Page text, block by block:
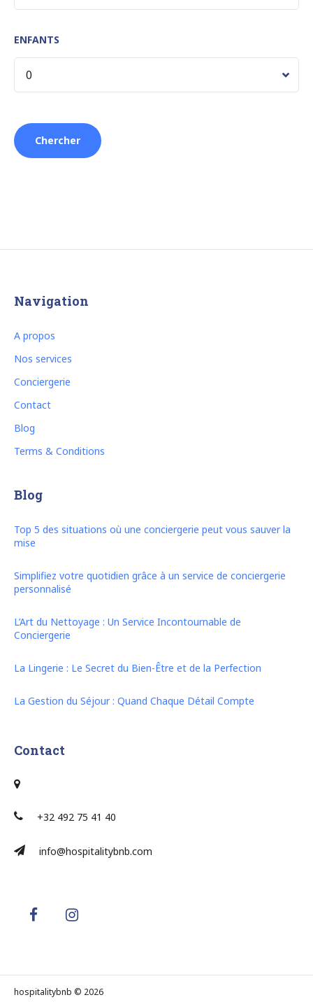
ENFANTS
Navigation
A propos
Nos services
Conciergerie
Contact
Blog
Terms & Conditions
Blog
Top 5 des situations où une conciergerie peut vous sauver la
mise
Simplifiez votre quotidien grâce à un service de conciergerie
personnalisé
L’Art du Nettoyage : Un Service Incontournable de
Conciergerie
La Lingerie : Le Secret du Bien-Être et de la Perfection
La Gestion du Séjour : Quand Chaque Détail Compte
Contact
+32 492 75 41 40
info@hospitalitybnb.com
hospitalitybnb © 2026